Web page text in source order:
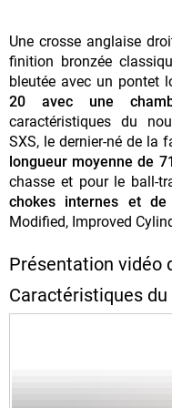
Une crosse anglaise
finition bronzée
bleutée avec un pontet
20 avec une
caractéristiques du
SXS, le dernier-né de la
longueur moyenne de
chasse et pour le ball-
chokes internes et de
Modified, Improved
Présentation vidéo
Caractéristiques du